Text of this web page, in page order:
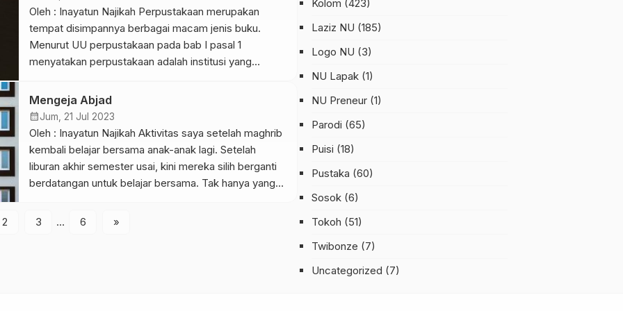
karena kurang pandainya kita mengontrol emosi. Saya
ada cerita […]
Oleh : Inayatun Najikah Perpustakaan merupakan
tempat disimpannya berbagai macam jenis buku.
Menurut UU perpustakaan pada bab I pasal 1
menyatakan perpustakaan adalah institusi yang
mengelolanya dengan cara khusus guna memenuhi
kebutuhan intelektualitas para penggunanya melalui
beragam cara interaksi pengetahuan. Namun siapa
sangka sih ternyata masih ada anak-anak yang tak […]
Mengeja Abjad
calendar_monthJum, 21 Jul 2023
Oleh : Inayatun Najikah Aktivitas saya setelah maghrib
kembali belajar bersama anak-anak lagi. Setelah
liburan akhir semester usai, kini mereka silih berganti
berdatangan untuk belajar bersama. Tak hanya yang
menginjak kelas 1 MI. Datang untuk belajar
2 3 … 6 »
Kolom (423)
Laziz NU (185)
Logo NU (3)
NU Lapak (1)
NU Preneur (1)
Parodi (65)
Puisi (18)
Pustaka (60)
Sosok (6)
Tokoh (51)
Twibonze (7)
Uncategorized (7)